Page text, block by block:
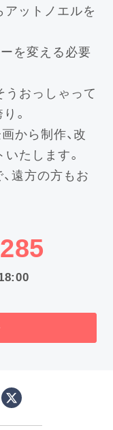
ットノエルを
を変える必要
うおっしゃって
。
から制作、改
たします。
遠方の方もお